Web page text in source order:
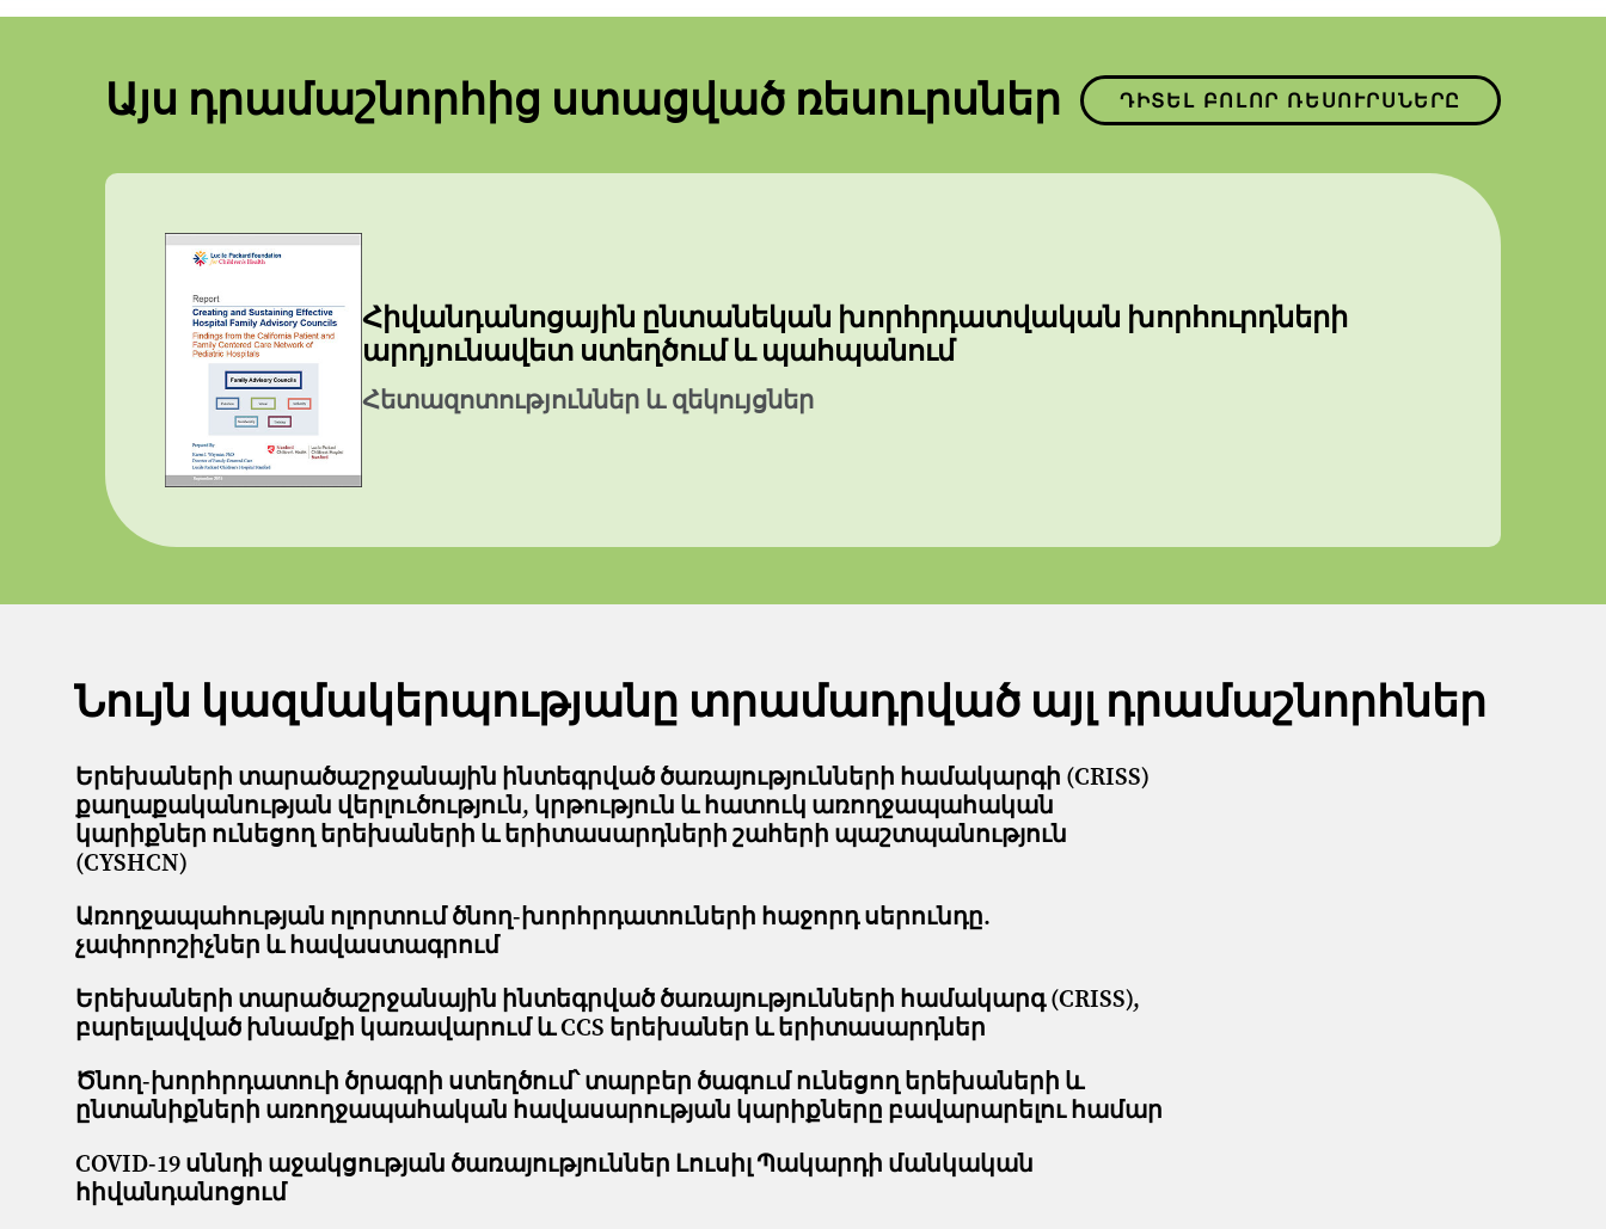
Այս դրամաշնորհից ստացված ռեսուրսներ ԴԻՏԵԼ ԲՈԼՈՐ ՌԵՍՈՒՐՍՆԵՐԸ
Հիվանդանոցային ընտանեկան խորհրդատվական խորհուրդների
արդյունավետ ստեղծում և պահպանում
Հետազոտություններ և զեկույցներ
Նույն կազմակերպությանը տրամադրված այլ դրամաշնորհներ
Երեխաների տարածաշրջանային ինտեգրված ծառայությունների համակարգի (CRISS)
քաղաքականության վերլուծություն, կրթություն և հատուկ առողջապահական
կարիքներ ունեցող երեխաների և երիտասարդների շահերի պաշտպանություն
(CYSHCN)
Առողջապահության ոլորտում ծնող-խորհրդատուների հաջորդ սերունդը.
չափորոշիչներ և հավաստագրում
Երեխաների տարածաշրջանային ինտեգրված ծառայությունների համակարգ (CRISS),
բարելավված խնամքի կառավարում և CCS երեխաներ և երիտասարդներ
Ծնող-խորհրդատուի ծրագրի ստեղծում՝ տարբեր ծագում ունեցող երեխաների և
ընտանիքների առողջապահական հավասարության կարիքները բավարարելու համար
COVID-19 սննդի աջակցության ծառայություններ Լուսիլ Պակարդի մանկական
հիվանդանոցում